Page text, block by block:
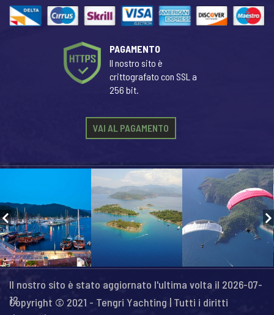
PAGAMENTO
Il nostro sito è
crittografato con SSL a
256 bit.
VAI AL PAGAMENTO
Il nostro sito è stato aggiornato l'ultima volta il 2026-07-
12
Copyright © 2021 - Tengri Yachting | Tutti i diritti